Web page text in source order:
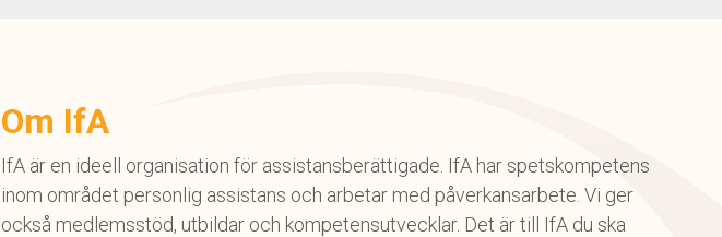
Om IfA
IfA är en ideell organisation för assistansberättigade. IfA har spetskompetens
inom området personlig assistans och arbetar med påverkansarbete. Vi ger
också medlemsstöd, utbildar och kompetensutvecklar. Det är till IfA du ska